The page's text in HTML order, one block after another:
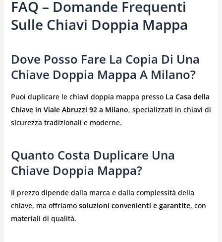
FAQ – Domande Frequenti
Sulle Chiavi Doppia Mappa
Dove Posso Fare La Copia Di Una
Chiave Doppia Mappa A Milano?
Puoi duplicare le chiavi doppia mappa presso La Casa della
Chiave in Viale Abruzzi 92 a Milano, specializzati in chiavi di
sicurezza tradizionali e moderne.
Quanto Costa Duplicare Una
Chiave Doppia Mappa?
Il prezzo dipende dalla marca e dalla complessità della
chiave, ma offriamo soluzioni convenienti e garantite, con
materiali di qualità.